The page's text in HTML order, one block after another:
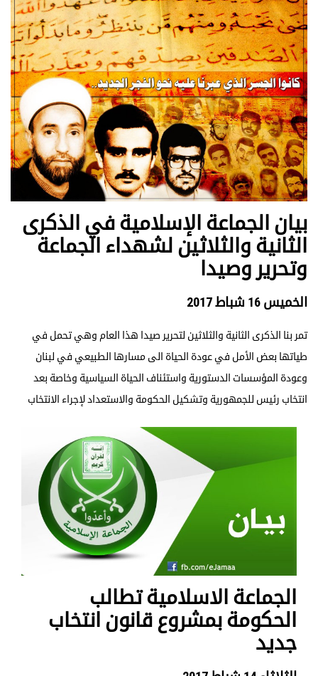
بيان الجماعة الإسلامية في الذكرى
الثانية والثلاثين لشهداء الجماعة
وتحرير وصيدا
الخميس 16 شباط 2017
تمر بنا الذكرى الثانية والثلاثين لتحرير صيدا هذا العام وهي تحمل في
طياتها بعض الأمل في عودة الحياة الى مسارها الطبيعي في لبنان
وعودة المؤسسات الدستورية واستئناف الحياة السياسية وخاصة بعد
انتخاب رئيس للجمهورية وتشكيل الحكومة والاستعداد لإجراء الانتخاب
الجماعة الاسلامية تطالب
الحكومة بمشروع قانون انتخاب
جديد